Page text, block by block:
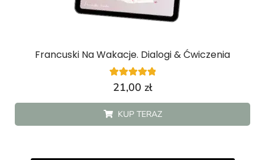
Francuski Na Wakacje. Dialogi & Ćwiczenia
Oceniony
5.00
oceny klienta
21,00 zł
KUP TERAZ